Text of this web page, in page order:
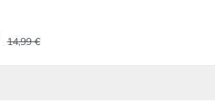
14,99 €